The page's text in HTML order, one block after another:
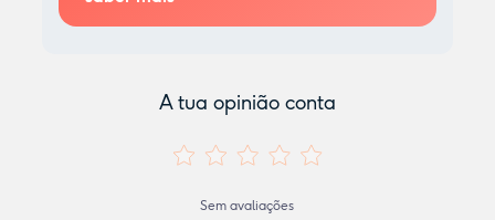
A tua opinião conta
Sem avaliações